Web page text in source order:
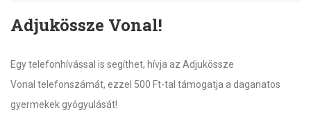
Adjukössze Vonal!
Egy telefonhívással is segíthet, hívja az Adjukössze
Vonal telefonszámát, ezzel 500 Ft-tal támogatja a daganatos
gyermekek gyógyulását!